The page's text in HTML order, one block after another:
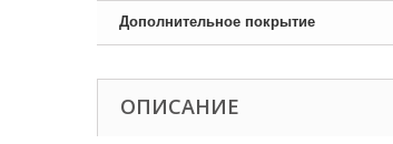
Дополнительное покрытие
ОПИСАНИЕ